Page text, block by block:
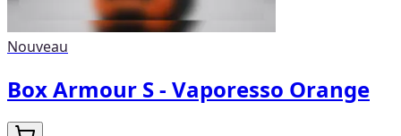
Nouveau
Box Armour S - Vaporesso Orange